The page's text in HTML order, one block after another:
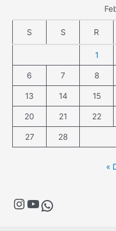
S S R
1
6 7 8
13 14 15
20 21 22
27 28
«